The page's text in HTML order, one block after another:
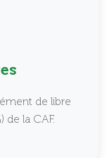
de libre
la CAF.